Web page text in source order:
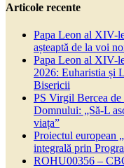
Articole recente
Papa Leon al XIV-
așteaptă de la voi
Papa Leon al XIV-
2026: Euharistia și
Bisericii
PS Virgil Bercea de
Domnului: „Să-L
viața”
Proiectul european
integrală prin
ROHU00356 –